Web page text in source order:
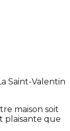
Saint-Valentin
maison soit
plaisante que